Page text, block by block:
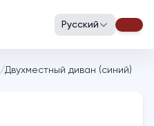
Русский
/Двухместный диван (синий)